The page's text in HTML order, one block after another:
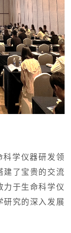
科学仪器研发领
建了宝贵的交流
力于生命科学仪
研究的深入发展